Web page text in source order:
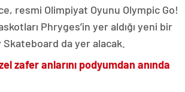
resmi Olimpiyat Oyunu Olympic Go!
Phryges’in yer aldığı yeni bir
Skateboard da yer alacak.
zafer anlarını podyumdan anında